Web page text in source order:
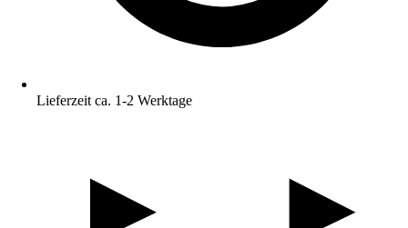
Lieferzeit ca. 1-2 Werktage